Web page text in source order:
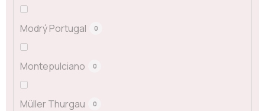
Modrý Portugal 0
Montepulciano 0
Müller Thurgau 0